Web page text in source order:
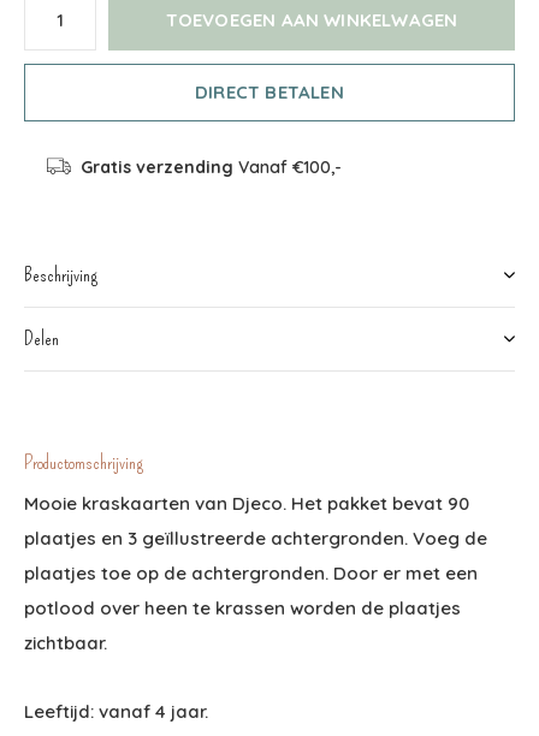
TOEVOEGEN AAN WINKELWAGEN
DIRECT BETALEN
Gratis verzending Vanaf €100,-
Beschrijving
Delen
Productomschrijving
Mooie kraskaarten van Djeco. Het pakket bevat 90
plaatjes en 3 geïllustreerde achtergronden. Voeg de
plaatjes toe op de achtergronden. Door er met een
potlood over heen te krassen worden de plaatjes
zichtbaar.
Leeftijd: vanaf 4 jaar.